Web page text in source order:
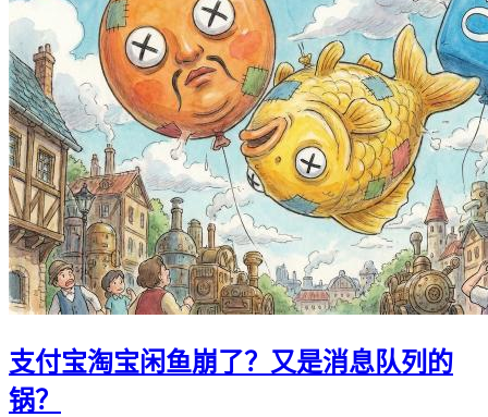
支付宝淘宝闲鱼崩了？又是消息队列的
锅？